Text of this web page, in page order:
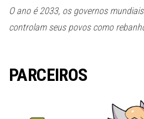
O ano é 2033, os governos
controlam seus povos como
PARCEIROS